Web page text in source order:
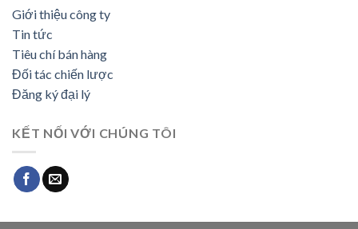
Giới thiệu công ty
Tin tức
Tiêu chí bán hàng
Đối tác chiến lược
Đăng ký đại lý
KẾT NỐI VỚI CHÚNG TÔI